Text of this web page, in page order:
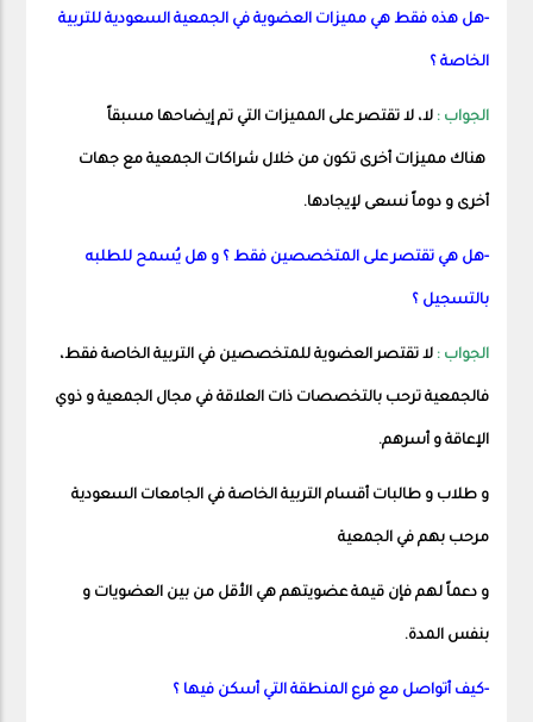
-هل هذه فقط هي مميزات العضوية في الجمعية السعودية للتربية
الخاصة ؟
الجواب : لا، لا تقتصر على المميزات التي تم إيضاحها مسبقاً
هناك مميزات أخرى تكون من خلال شراكات الجمعية مع جهات
أخرى و دوماً نسعى لإيجادها.
-هل هي تقتصر على المتخصصين فقط ؟ و هل يُسمح للطلبه
بالتسجيل ؟
الجواب : لا تقتصر العضوية للمتخصصين في التربية الخاصة فقط،
فالجمعية ترحب بالتخصصات ذات العلاقة في مجال الجمعية و ذوي
الإعاقة و أسرهم.
و طلاب و طالبات أقسام التربية الخاصة في الجامعات السعودية
مرحب بهم في الجمعية
و دعماً لهم فإن قيمة عضويتهم هي الأقل من بين العضويات و
بنفس المدة.
-كيف أتواصل مع فرع المنطقة التي أسكن فيها ؟